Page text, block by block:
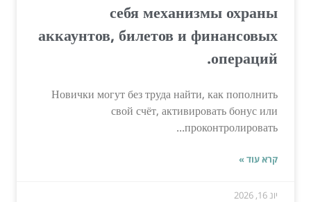
себя механизмы охраны
аккаунтов, билетов и финансовых
операций.
Новички могут без труда найти, как пополнить
свой счёт, активировать бонус или
проконтролировать...
קרא עוד »
יונ 16, 2026